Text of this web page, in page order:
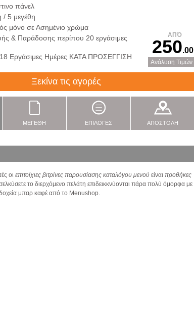
ΑΠΌ
250.00
Ανάλυση Τιμών
πάνελ
5 μεγέθη
μόνο σε Ασημένιο χρώμα
& Παράδοσης περίπου 20 εργάσιμες
Εργάσιμες Ημέρες ΚΑΤΑ ΠΡΟΣΕΓΓΙΣΗ
Ξεκίνα τις αγορές
ΜΕΓΕΘΗ ΕΠΙΛΟΓΕΣ ΑΠΟΣΤΟΛΗ
οι επιτοίχιες βιτρίνες παρουσίασης καταλόγου μενού είναι προθήκες
το διερχόμενο πελάτη επιδεικκνύονται πάρα πολύ όμορφα με
μπαρ καφέ από το Menushop.